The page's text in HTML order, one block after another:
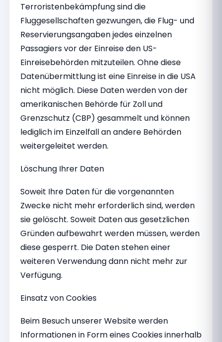
Terroristenbekämpfung sind die
Fluggesellschaften gezwungen, die Flug- und
Reservierungsangaben jedes einzelnen
Passagiers vor der Einreise den US-
Einreisebehörden mitzuteilen. Ohne diese
Datenübermittlung ist eine Einreise in die USA
nicht möglich. Diese Daten werden von der
amerikanischen Behörde für Zoll und
Grenzschutz (CBP) gesammelt und können
lediglich im Einzelfall an andere Behörden
weitergeleitet werden.
Löschung Ihrer Daten
Soweit Ihre Daten für die vorgenannten
Zwecke nicht mehr erforderlich sind, werden
sie gelöscht. Soweit Daten aus gesetzlichen
Gründen aufbewahrt werden müssen, werden
diese gesperrt. Die Daten stehen einer
weiteren Verwendung dann nicht mehr zur
Verfügung.
Einsatz von Cookies
Beim Besuch unserer Website werden
Informationen in Form eines Cookies innerhalb